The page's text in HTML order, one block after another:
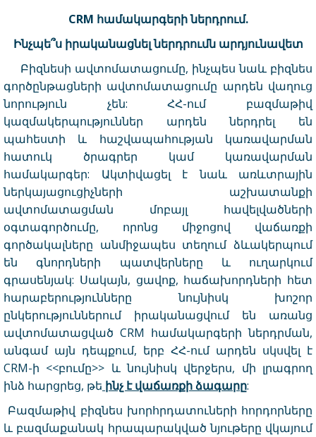
CRM համակարգերիներդրում.
Ինչպե՞ս իրականացնելներդրումն արդյունավետ
Բիզնեսի ավտոմատացումը, ինչպես նաև բիզնես
գործընթացների ավտոմատացումը արդեն վաղուց
նորություն չեն: ՀՀ-ում բազմաթիվ
կազմակերպություններ արդեն ներդրել են
պահեստի և հաշվապահության կառավարման
հատուկ ծրագրեր կամ կառավարման
համակարգեր: Ակտիվացել է նաև առևտրային
ներկայացուցիչների աշխատանքի
ավտոմատացման մոբայլ հավելվածների
օգտագործումը, որոնց միջոցով վաճառքի
գործակալները անմիջապես տեղում ձևակերպում
են գնորդների պատվերները և ուղարկում
գրասենյակ: Սակայն, ցավոք, հաճախորդների հետ
հարաբերությունները նույնիսկ խոշոր
ընկերություններում իրականացվում են առանց
ավտոմատացված CRM համակարգերի ներդրման,
անգամ այն դեպքում, երբ ՀՀ-ում արդեն սկսվել է
CRM-ի <<բումը>> և նույնիսկ վերջերս, մի լրագրող
ինձ հարցրեց, թե ինչ է վաճառքի ձագարը:
Բազմաթիվ բիզնես խորհրդատուների հորդորները
և բազմաքանակ հրապարակված նյութերը վկայում